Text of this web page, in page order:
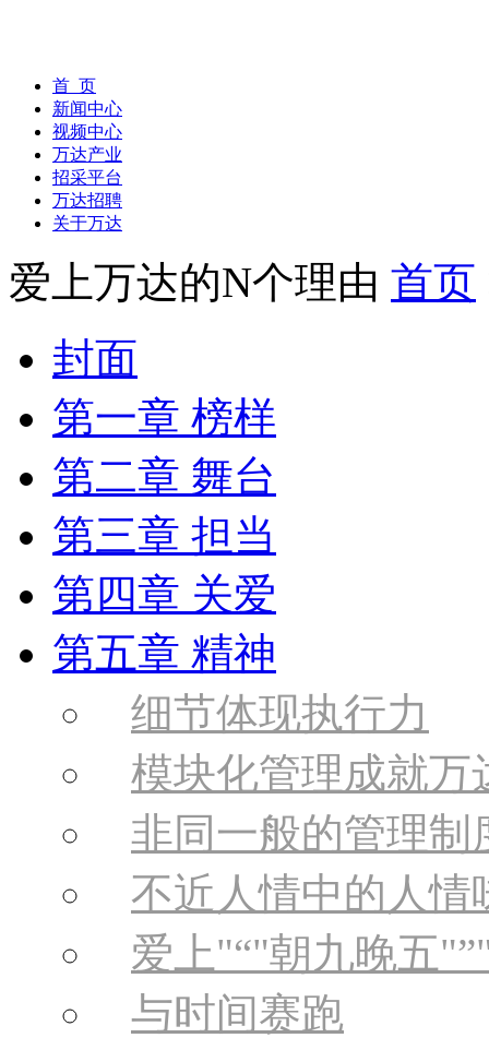
首 页
新闻中心
视频中心
万达产业
招采平台
万达招聘
关于万达
爱上万达的N个理由 首页
封面
第一章 榜样
第二章 舞台
第三章 担当
第四章 关爱
第五章 精神
细节体现执行力
模块化管理成就万
非同一般的管理制
不近人情中的人情
爱上 “ 朝九晚五 ”
与时间赛跑